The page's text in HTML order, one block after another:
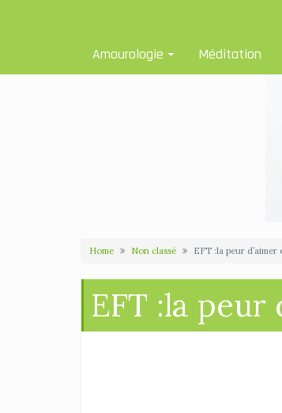
Amourologie Méditation
Home Non classé EFT :la peur
EFT :la peur